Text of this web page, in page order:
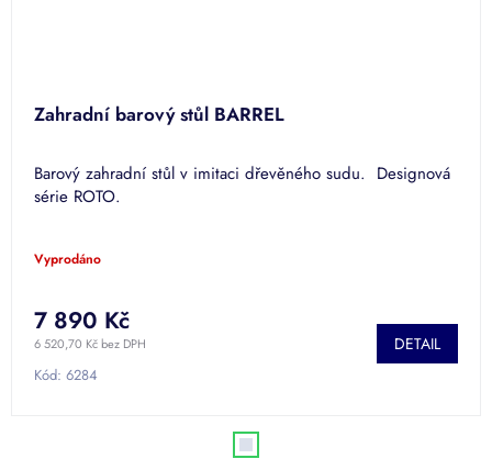
Zahradní barový stůl BARREL
Barový zahradní stůl v imitaci dřevěného sudu. Designová
série ROTO.
Vyprodáno
6 520,70 Kč bez DPH
7 890 Kč
DETAIL
Kód: 6284